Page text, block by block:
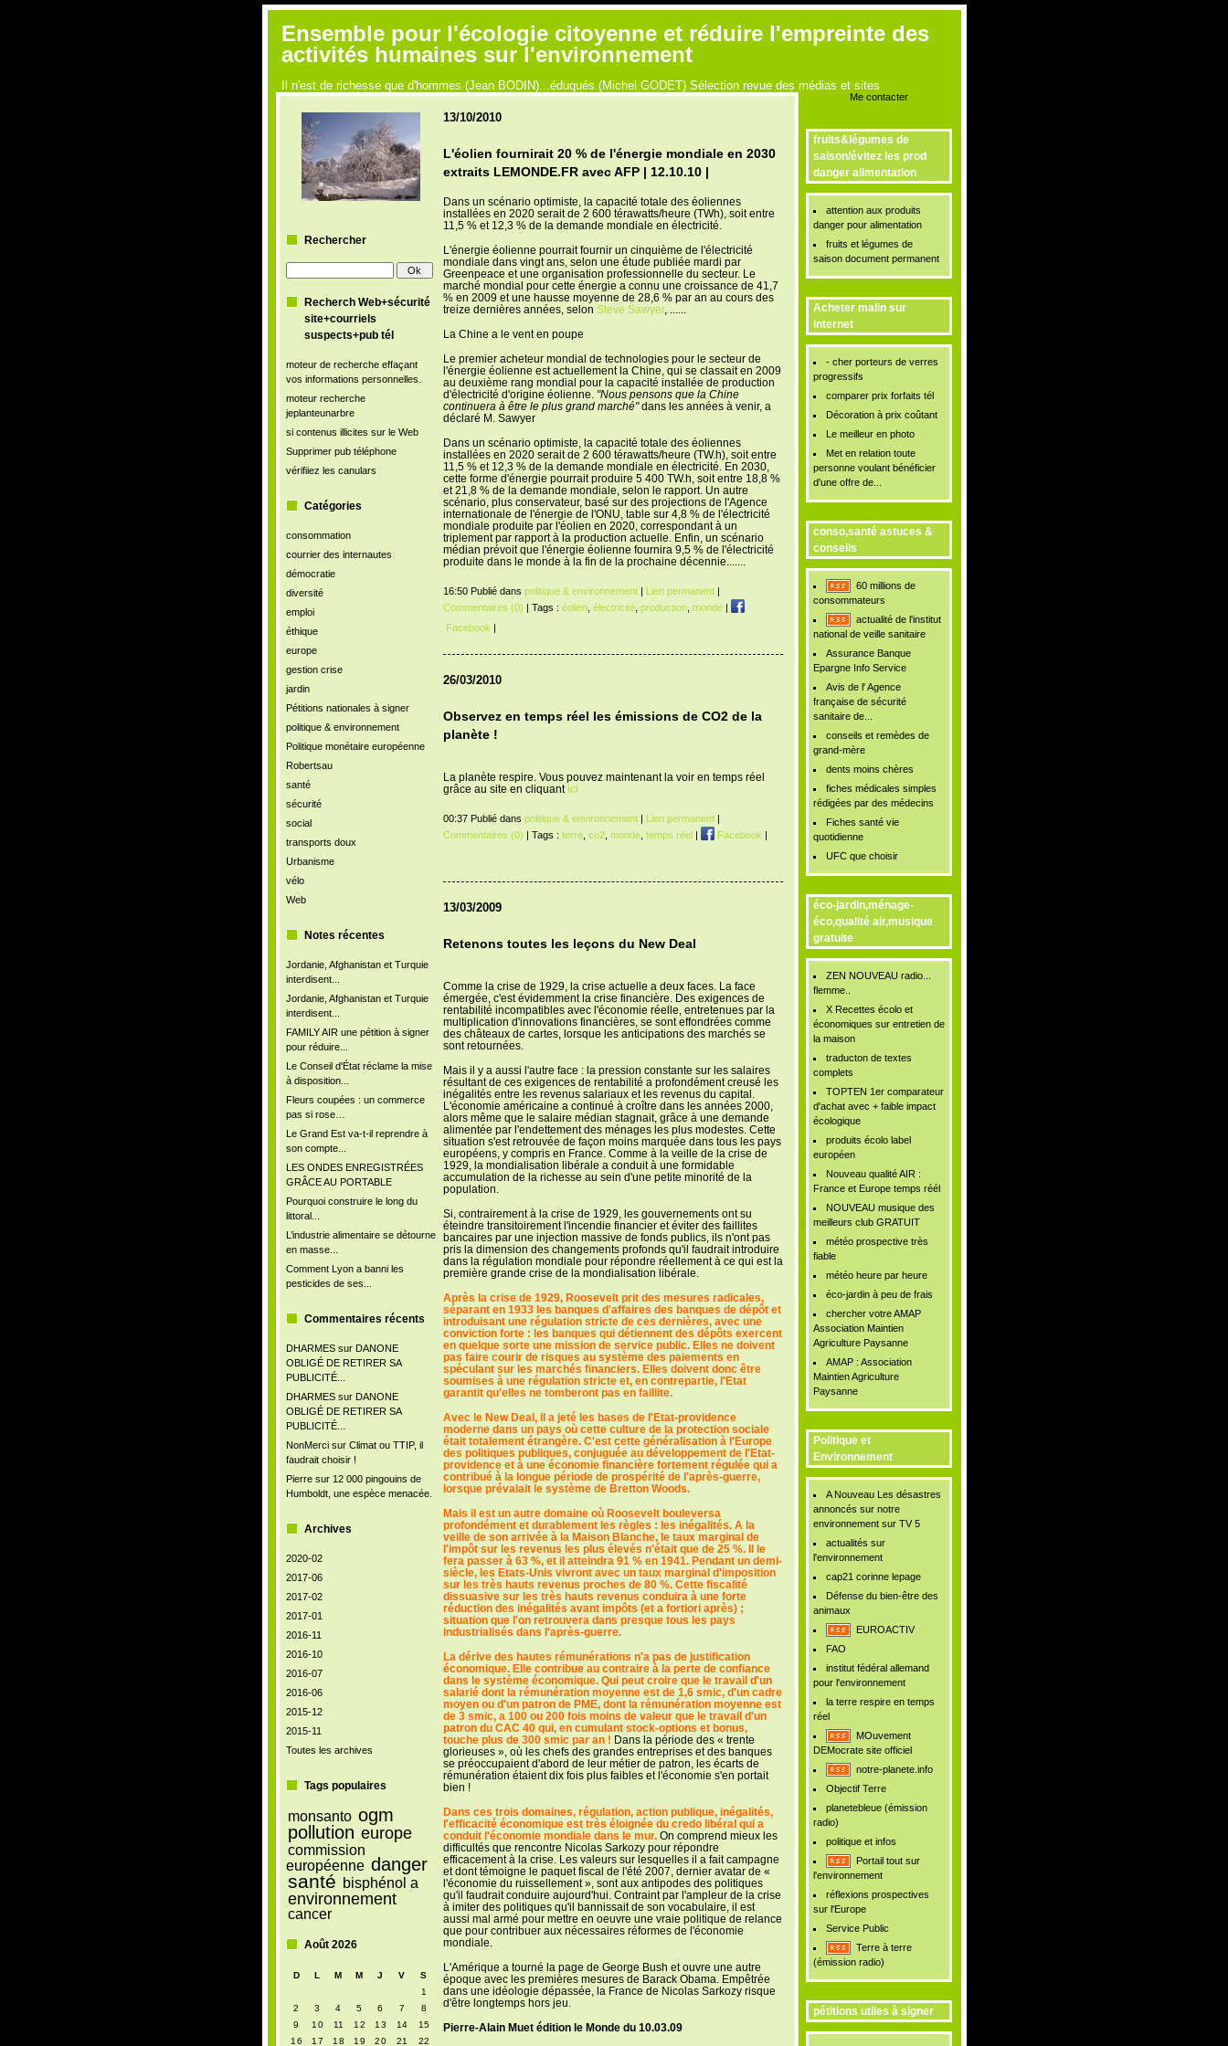
Ensemble pour l'écologie citoyenne et réduire l'empreinte des
activités humaines sur l'environnement
Il n'est de richesse que d'hommes (Jean BODIN)...éduqués (Michel GODET) Sélection revue des médias et sites
Rechercher
Recherch Web+sécurité
site+courriels
suspects+pub tél
moteur de recherche effaçant
vos informations personnelles.
moteur recherche
jeplanteunarbre
si contenus illicites sur le Web
Supprimer pub téléphone
vérifiiez les canulars
Catégories
consommation
courrier des internautes
démocratie
diversité
emploi
éthique
europe
gestion crise
jardin
Pétitions nationales à signer
politique & environnement
Politique monétaire européenne
Robertsau
santé
sécurité
social
transports doux
Urbanisme
vélo
Web
Notes récentes
Jordanie, Afghanistan et Turquie
interdisent...
Jordanie, Afghanistan et Turquie
interdisent...
FAMILY AIR une pétition à signer
pour réduire...
Le Conseil d'État réclame la mise
à disposition...
Fleurs coupées : un commerce
pas si rose…
Le Grand Est va-t-il reprendre à
son compte...
LES ONDES ENREGISTRÉES
GRÂCE AU PORTABLE
Pourquoi construire le long du
littoral...
L’industrie alimentaire se détourne
en masse...
Comment Lyon a banni les
pesticides de ses...
Commentaires récents
DHARMESsur DANONE
OBLIGÉ DE RETIRER SA
PUBLICITÉ...
DHARMESsur DANONE
OBLIGÉ DE RETIRER SA
PUBLICITÉ...
NonMercisur Climat ou TTIP, il
faudrait choisir !
Pierresur 12 000 pingouins de
Humboldt, une espèce menacée.
Archives
2020-02
2017-06
2017-02
2017-01
2016-11
2016-10
2016-07
2016-06
2015-12
2015-11
Toutes les archives
Tags populaires
monsanto ogm
pollution europe
commission
européenne danger
santé bisphénol a
environnement
cancer
Août 2026
D L M M J V
S
1
2
3 4 5 6 7
8
9
10 11 12 13 14
15
16
17 18 19 20 21
22
Me contacter
fruits&légumes de
saison/évitez les prod
danger alimentation
attention aux produits
danger pour alimentation
fruits et légumes de
saison document permanent
Acheter malin sur
internet
- cher porteurs de verres
progressifs
comparer prix forfaits tél
Décoration à prix coûtant
Le meilleur en photo
Met en relation toute
personne voulant bénéficier
d'une offre de...
conso,santé astuces &
conseils
60 millions de
consommateurs
actualité de l'institut
national de veille sanitaire
Assurance Banque
Epargne Info Service
Avis de l' Agence
française de sécurité
sanitaire de...
conseils et remèdes de
grand-mère
dents moins chères
fiches médicales simples
rédigées par des médecins
Fiches santé vie
quotidienne
UFC que choisir
éco-jardin,ménage-
éco,qualité air,musique
gratuite
ZEN NOUVEAU radio...
flemme..
X Recettes écolo et
économiques sur entretien de
la maison
traducton de textes
complets
TOPTEN 1er comparateur
d'achat avec + faible impact
écologique
produits écolo label
européen
Nouveau qualité AIR :
France et Europe temps réél
NOUVEAU musique des
meilleurs club GRATUIT
météo prospective très
fiable
météo heure par heure
éco-jardin à peu de frais
chercher votre AMAP
Association Maintien
Agriculture Paysanne
AMAP : Association
Maintien Agriculture
Paysanne
Politique et
Environnement
A Nouveau Les désastres
annoncés sur notre
environnement sur TV 5
actualités sur
l'environnement
cap21 corinne lepage
Défense du bien-être des
animaux
EUROACTIV
FAO
institut fédéral allemand
pour l'environnement
la terre respire en temps
réel
MOuvement
DEMocrate site officiel
notre-planete.info
Objectif Terre
planetebleue (émission
radio)
politique et infos
Portail tout sur
l'environnement
réflexions prospectives
sur l'Europe
Service Public
Terre à terre
(émission radio)
pétitions utiles à signer
13/10/2010
L'éolien fournirait 20 % de l'énergie mondiale en 2030
extraits LEMONDE.FR avec AFP | 12.10.10 |
Dans un scénario optimiste, la capacité totale des éoliennes
installées en 2020 serait de 2 600 térawatts/heure (TWh), soit entre
11,5 % et 12,3 % de la demande mondiale en électricité.
L 'énergie éolienne pourrait fournir un cinquième de l'électricité
mondiale dans vingt ans, selon une étude publiée mardi par
Greenpeace et une organisation professionnelle du secteur. Le
marché mondial pour cette énergie a connu une croissance de 41,7
% en 2009 et une hausse moyenne de 28,6 % par an au cours des
treize dernières années, selon Steve Sawyer, ......
La Chine a le vent en poupe
Le premier acheteur mondial de technologies pour le secteur de
l'énergie éolienne est actuellement la Chine, qui se classait en 2009
au deuxième rang mondial pour la capacité installée de production
d'électricité d'origine éolienne.
"Nous pensons que la Chine
continuera à être le plus grand marché"dans les années à venir, a
déclaré M. Sawyer
Dans un scénario optimiste, la capacité totale des éoliennes
installées en 2020 serait de 2 600 térawatts/heure (TW.h), soit entre
11,5 % et 12,3 % de la demande mondiale en électricité. En 2030,
cette forme d'énergie pourrait produire 5 400 TW.h, soit entre 18,8 %
et 21,8 % de la demande mondiale, selon le rapport. Un autre
scénario, plus conservateur, basé sur des projections de l'Agence
internationale de l'énergie de l'ONU, table sur 4,8 % de l'électricité
mondiale produite par l'éolien en 2020, correspondant à un
triplement par rapport à la production actuelle. Enfin, un scénario
médian prévoit que l'énergie éolienne fournira 9,5 % de l'électricité
produite dans le monde à la fin de la prochaine décennie.......
16:50 Publié dans politique & environnement| Lien permanent|
Commentaires (0) | Tags : éolien, électricité, production, monde|
Facebook |
26/03/2010
Observez en temps réel les émissions de CO2 de la
planète !
La planète respire. Vous pouvez maintenant la voir en temps réel
grâce au site en cliquantici
00:37 Publié dans politique & environnement| Lien permanent|
Commentaires (0) | Tags : terre, co2, monde, temps réel| Facebook |
13/03/2009
Retenons toutes les leçons du New Deal
Comme la crise de 1929, la crise actuelle a deux faces. La face
émergée, c'est évidemment la crise financière. Des exigences de
rentabilité incompatibles avec l'économie réelle, entretenues par la
multiplication d'innovations financières, se sont effondrées comme
des châteaux de cartes, lorsque les anticipations des marchés se
sont retournées.
Mais il y a aussi l'autre face : la pression constante sur les salaires
résultant de ces exigences de rentabilité a profondément creusé les
inégalités entre les revenus salariaux et les revenus du capital.
L'économie américaine a continué à croître dans les années 2000,
alors même que le salaire médian stagnait, grâce à une demande
alimentée par l'endettement des ménages les plus modestes. Cette
situation s'est retrouvée de façon moins marquée dans tous les pays
européens, y compris en France. Comme à la veille de la crise de
1929, la mondialisation libérale a conduit à une formidable
accumulation de la richesse au sein d'une petite minorité de la
population.
Si, contrairement à la crise de 1929, les gouvernements ont su
éteindre transitoirement l'incendie financier et éviter des faillites
bancaires par une injection massive de fonds publics, ils n'ont pas
pris la dimension des changements profonds qu'il faudrait introduire
dans la régulation mondiale pour répondre réellement à ce qui est la
première grande crise de la mondialisation libérale.
Après la crise de 1929, Roosevelt prit des mesures radicales,
séparant en 1933 les banques d'affaires des banques de dépôt et
introduisant une régulation stricte de ces dernières, avec une
conviction forte : les banques qui détiennent des dépôts exercent
en quelque sorte une mission de service public. Elles ne doivent
pas faire courir de risques au système des paiements en
spéculant sur les marchés financiers. Elles doivent donc être
soumises à une régulation stricte et, en contrepartie, l'Etat
garantit qu'elles ne tomberont pas en faillite.
Avec le New Deal, il a jeté les bases de l'Etat-providence
moderne dans un pays où cette culture de la protection sociale
était totalement étrangère. C'est cette généralisation à l'Europe
des politiques publiques, conjuguée au développement de l'Etat-
providence et à une économie financière fortement régulée qui a
contribué à la longue période de prospérité de l'après-guerre,
lorsque prévalait le système de Bretton Woods.
Mais il est un autre domaine où Roosevelt bouleversa
profondément et durablement les règles : les inégalités. A la
veille de son arrivée à la Maison Blanche, le taux marginal de
l'impôt sur les revenus les plus élevés n'était que de 25 %. Il le
fera passer à 63 %, et il atteindra 91 % en 1941. Pendant un demi-
siècle, les Etats-Unis vivront avec un taux marginal d'imposition
sur les très hauts revenus proches de 80 %. Cette fiscalité
dissuasive sur les très hauts revenus conduira à une forte
réduction des inégalités avant impôts (et a fortiori après) ;
situation que l'on retrouvera dans presque tous les pays
industrialisés dans l'après-guerre.
La dérive des hautes rémunérations n'a pas de justification
économique. Elle contribue au contraire à la perte de confiance
dans le système économique. Qui peut croire que le travail d'un
salarié dont la rémunération moyenne est de 1,6 smic, d'un cadre
moyen ou d'un patron de PME, dont la rémunération moyenne est
de 3 smic, a 100 ou 200 fois moins de valeur que le travail d'un
patron du CAC 40 qui, en cumulant stock-options et bonus,
touche plus de 300 smic par an ! Dans la période des « trente
glorieuses », où les chefs des grandes entreprises et des banques
se préoccupaient d'abord de leur métier de patron, les écarts de
rémunération étaient dix fois plus faibles et l'économie s'en portait
bien !
Dans ces trois domaines, régulation, action publique, inégalités,
l'efficacité économique est très éloignée du credo libéral qui a
conduit l'économie mondiale dans le mur.On comprend mieux les
difficultés que rencontre Nicolas Sarkozy pour répondre
efficacement à la crise. Les valeurs sur lesquelles il a fait campagne
et dont témoigne le paquet fiscal de l'été 2007, dernier avatar de «
l'économie du ruissellement », sont aux antipodes des politiques
qu'il faudrait conduire aujourd'hui. Contraint par l'ampleur de la crise
à imiter des politiques qu'il bannissait de son vocabulaire, il est
aussi mal armé pour mettre en oeuvre une vraie politique de relance
que pour contribuer aux nécessaires réformes de l'économie
mondiale.
L'Amérique a tourné la page de George Bush et ouvre une autre
époque avec les premières mesures de Barack Obama. Empêtrée
dans une idéologie dépassée, la France de Nicolas Sarkozy risque
d'être longtemps hors jeu.
Pierre-Alain Muet édition le Monde du 10.03.09